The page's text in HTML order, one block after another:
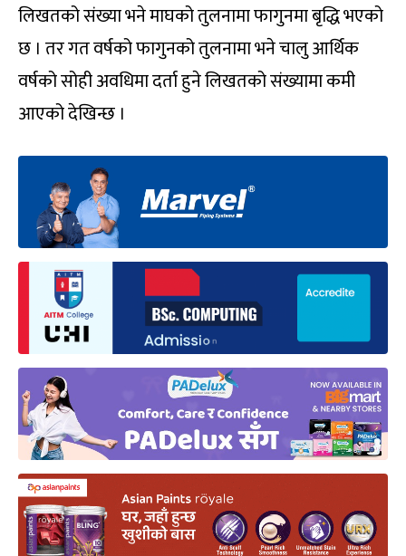
लिखतको संख्या भने माघको तुलनामा फागुनमा बृद्धि भएको
छ । तर गत वर्षको फागुनको तुलनामा भने चालु आर्थिक
वर्षको सोही अवधिमा दर्ता हुने लिखतको संख्यामा कमी
आएको देखिन्छ ।